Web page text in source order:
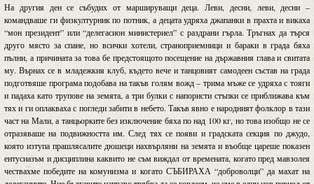
На другия ден се събудих от маршируващи деца. Леви, десни, леви, десни –
командваше ги физкултурник по потник, а децата удряха джапанки в прахта и викаха
“мон президент” или “делегасион министериел” с раздрани гърла. Тръгнах да търся
друго място за спане, но всички хотели, страноприемници и бараки в града бяха
пълни, а причината за това бе предстоящото посещение на държавния глава и свитата
му. Върнах се в младежкия клуб, където вече и танцовият самодеен състав на града
подготвяше програма подобава на такъв голям вожд – трима мъже се удряха с тояги
и падаха като трупове на земята, а три булки с напористи стъпки се приближава към
тях и ги оплакваха с погледи забити в небето. Такъв явно е народният фолклор в тази
част на Мали, а танцьорките без изключение бяха по над 100 кг, но това изобщо не се
отразяваше на подвижността им. След тях се появи и градската секция по джудо,
която изтупа прашлясалите дюшеци нахвърляни на земята и въобще цареше показен
ентусиазъм и дисциплина каквито не съм виждал от времената, когато пред мавзолея
чествахме победите на комунизма и когато СЪБИРАХА “доброволци” да махат на